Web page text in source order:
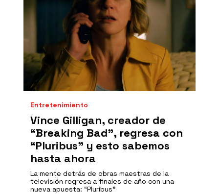
Entretenimiento
Vince Gilligan, creador de
“Breaking Bad”, regresa con
“Pluribus” y esto sabemos
hasta ahora
La mente detrás de obras maestras de la
televisión regresa a finales de año con una
nueva apuesta: “Pluribus”